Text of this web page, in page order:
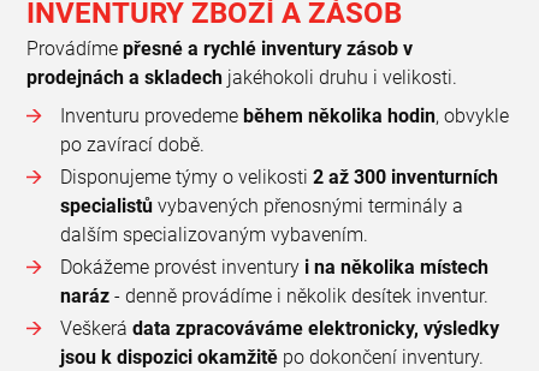
INVENTURY ZBOŽÍ A ZÁSOB
Provádímepřesné a rychlé inventury zásob v
prodejnách a skladech jakéhokoli druhu i velikosti.
Inventuru provedeme během několika hodin, obvykle
po zavírací době.
Disponujeme týmy o velikosti 2 až 300 inventurních
specialistůvybavených přenosnými terminály a
dalším specializovaným vybavením.
Dokážeme provést inventury i na několika místech
naráz- denně provádíme i několik desítek inventur.
Veškerá data zpracováváme elektronicky, výsledky
jsou k dispozici okamžitěpo dokončení inventury.